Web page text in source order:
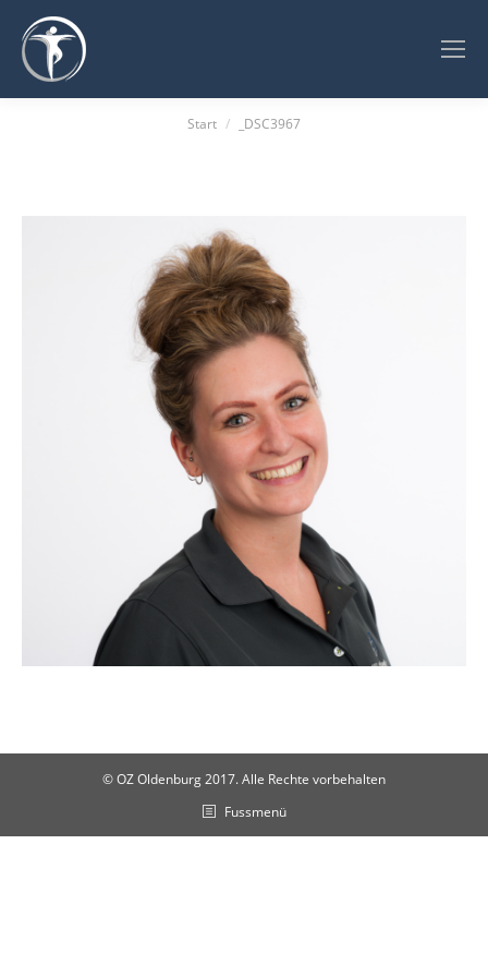
Start _DSC3967
© OZ Oldenburg 2017. Alle Rechte vorbehalten
Fussmenü